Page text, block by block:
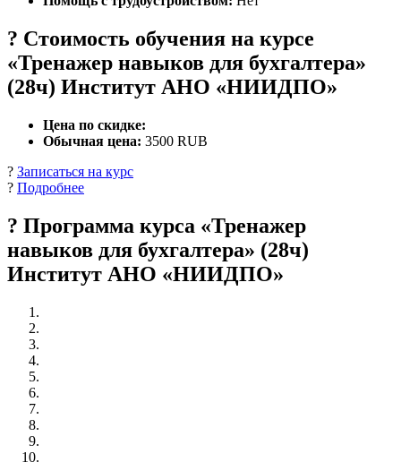
? Стоимость обучения на курсе
«Тренажер навыков для бухгалтера»
(28ч) Институт АНО «НИИДПО»
Цена по скидке:
Обычная цена: 3500 RUB
? Записаться на курс
? Подробнее
? Программа курса «Тренажер
навыков для бухгалтера» (28ч)
Институт АНО «НИИДПО»